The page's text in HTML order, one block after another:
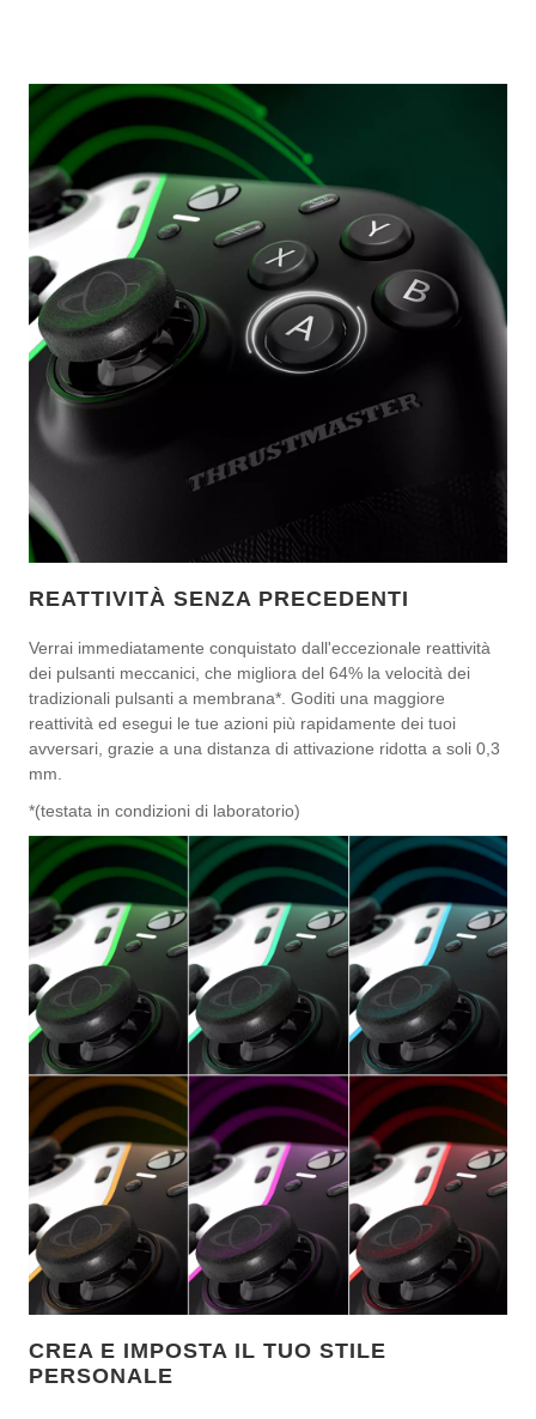
REATTIVITÀ SENZA PRECEDENTI
Verrai immediatamente conquistato dall'eccezionale reattività
dei pulsanti meccanici, che migliora del 64% la velocità dei
tradizionali pulsanti a membrana*. Goditi una maggiore
reattività ed esegui le tue azioni più rapidamente dei tuoi
avversari, grazie a una distanza di attivazione ridotta a soli 0,3
mm.
*(testata in condizioni di laboratorio)
CREA E IMPOSTA IL TUO STILE
PERSONALE